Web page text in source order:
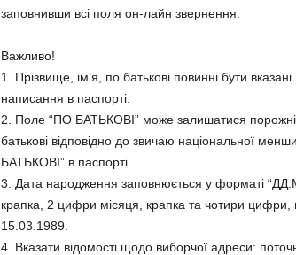
заповнивши всі поля он-лайн звернення.
Важливо!
1. Прізвище, ім’я, по батькові повинні бути
написання в паспорті.
2. Поле “ПО БАТЬКОВІ” може залишатися
батькові відповідно до звичаю національної
БАТЬКОВІ” в паспорті.
3. Дата народження заповнюється у форматі
крапка, 2 цифри місяця, крапка та чотири
15.03.1989.
4. Вказати відомості щодо виборчої адреси: